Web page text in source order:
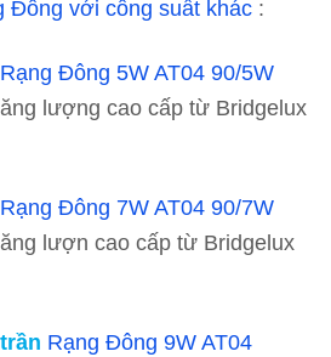
Đông với công suất khác :
Rạng Đông 5W AT04 90/5W
lượng cao cấp từ Bridgelux
Rạng Đông 7W AT04 90/7W
lượn cao cấp từ Bridgelux
Rạng Đông 9W AT04